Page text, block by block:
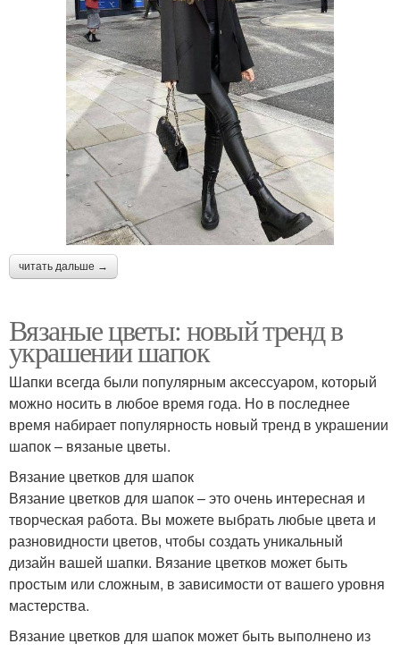
читать дальше →
Вязаные цветы: новый тренд в
украшении шапок
Шапки всегда были популярным аксессуаром, который
можно носить в любое время года. Но в последнее
время набирает популярность новый тренд в украшении
шапок – вязаные цветы.
Вязание цветков для шапок
Вязание цветков для шапок – это очень интересная и
творческая работа. Вы можете выбрать любые цвета и
разновидности цветов, чтобы создать уникальный
дизайн вашей шапки. Вязание цветков может быть
простым или сложным, в зависимости от вашего уровня
мастерства.
Вязание цветков для шапок может быть выполнено из